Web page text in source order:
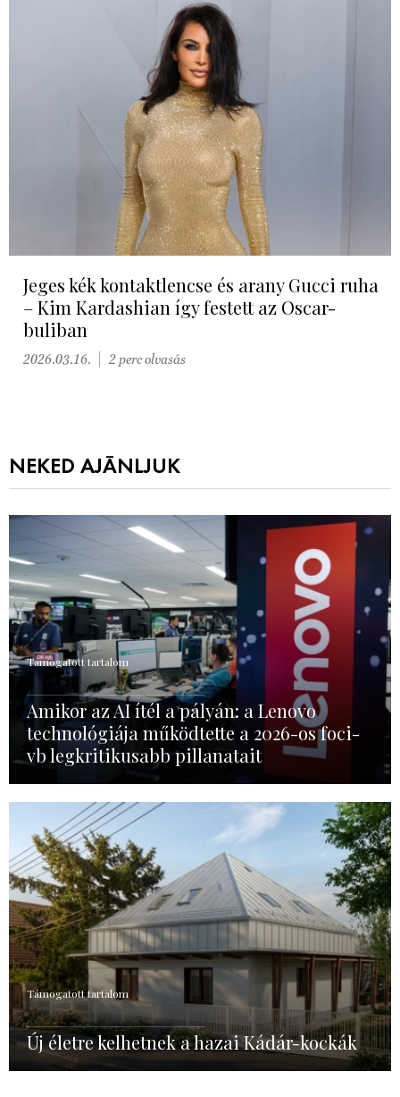
Jeges kék kontaktlencse és arany Gucci ruha
– Kim Kardashian így festett az Oscar-
buliban
2026.03.16. 2 perc olvasás
NEKED AJÁNLJUK
Támogatott tartalom
Amikor az AI ítél a pályán: a Lenovo
technológiája működtette a 2026-os foci-
vb legkritikusabb pillanatait
Támogatott tartalom
Új életre kelhetnek a hazai Kádár-kockák